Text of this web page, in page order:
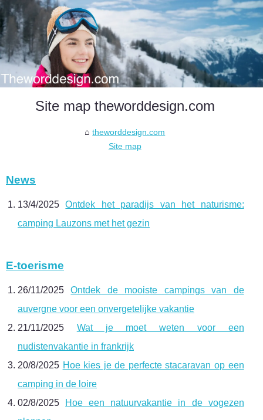
Site map theworddesign.com
theworddesign.com
Site map
News
13/4/2025Ontdek het paradijs van het naturisme:
camping Lauzons met het gezin
E-toerisme
26/11/2025Ontdek de mooiste campings van de
auvergne voor een onvergetelijke vakantie
21/11/2025 Wat je moet weten voor een
nudistenvakantie in frankrijk
20/8/2025 Hoe kies je de perfecte stacaravan op een
camping in de loire
02/8/2025
Hoe een natuurvakantie in de vogezen